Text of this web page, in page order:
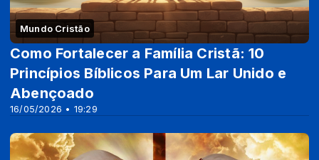
Mundo Cristão
16/05/2026 • 19:29
Como Fortalecer a Família Cristã: 10
Princípios Bíblicos Para Um Lar Unido e
Abençoado